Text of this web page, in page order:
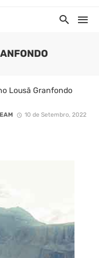
Lousã Granfondo
10 de Setembro, 2022